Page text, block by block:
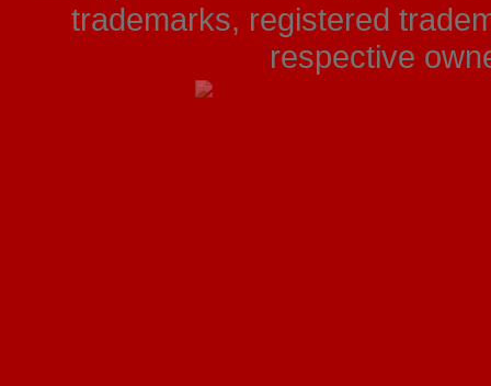
trademarks, registered
respective